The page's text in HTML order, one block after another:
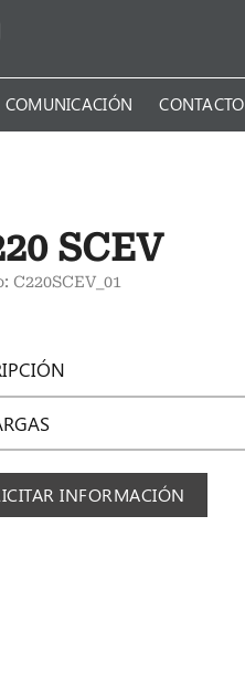
COMUNICACIÓN CONTACTO
SCEV
C220SCEV_01
INFORMACIÓN